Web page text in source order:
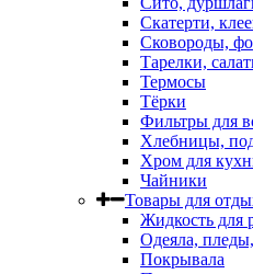
Скатерти,
Сковороды,
Тарелки,
Термосы
Тёрки
Фильтры для
Хлебницы,
Хром для
Чайники
Товары для
Жидкость для
Одеяла,
Покрывала